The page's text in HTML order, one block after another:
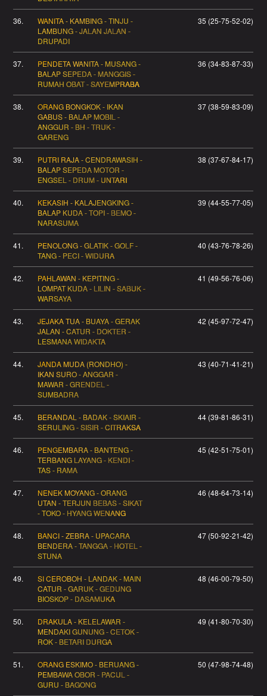
36.
WANITA - KAMBING - TINJU -
LAMBUNG - JALAN JALAN -
DRUPADI
35 (25-75-52-02)
37.
PENDETA WANITA - MUSANG -
BALAP SEPEDA - MANGGIS -
RUMAH OBAT - SAYEMPRABA
36 (34-83-87-33)
38.
ORANG BONGKOK - IKAN
GABUS - BALAP MOBIL -
ANGGUR - BH - TRUK -
GARENG
37 (38-59-83-09)
39.
PUTRI RAJA - CENDRAWASIH -
BALAP SEPEDA MOTOR -
ENGSEL - DRUM - UNTARI
38 (37-67-84-17)
40.
KEKASIH - KALAJENGKING -
BALAP KUDA - TOPI - BEMO -
NARASUMA
39 (44-55-77-05)
41.
PENOLONG - GLATIK - GOLF -
TANG - PECI - WIDURA
40 (43-76-78-26)
42.
PAHLAWAN - KEPITING -
LOMPAT KUDA - LILIN - SABUK -
WARSAYA
41 (49-56-76-06)
43.
JEJAKA TUA - BUAYA - GERAK
JALAN - CATUR - DOKTER -
LESMANA WIDAKTA
42 (45-97-72-47)
44.
JANDA MUDA (RONDHO) -
IKAN SURO - ANGGAR -
MAWAR - GRENDEL -
SUMBADRA
43 (40-71-41-21)
45.
BERANDAL - BADAK - SKIAIR -
SERULING - SISIR - CITRAKSA
44 (39-81-86-31)
46.
PENGEMBARA - BANTENG -
TERBANG LAYANG - KENDI -
TAS - RAMA
45 (42-51-75-01)
47.
NENEK MOYANG - ORANG
UTAN - TERJUN BEBAS - SIKAT
- TOKO - HYANG WENANG
46 (48-64-73-14)
48.
BANCI - ZEBRA - UPACARA
BENDERA - TANGGA - HOTEL -
STUNA
47 (50-92-21-42)
49.
SI CEROBOH - LANDAK - MAIN
CATUR - GARUK - GEDUNG
BIOSKOP - DASAMUKA
48 (46-00-79-50)
50.
DRAKULA - KELELAWAR -
MENDAKI GUNUNG - CETOK -
ROK - BETARI DURGA
49 (41-80-70-30)
51.
ORANG ESKIMO - BERUANG -
PEMBAWA OBOR - PACUL -
GURU - BAGONG
50 (47-98-74-48)